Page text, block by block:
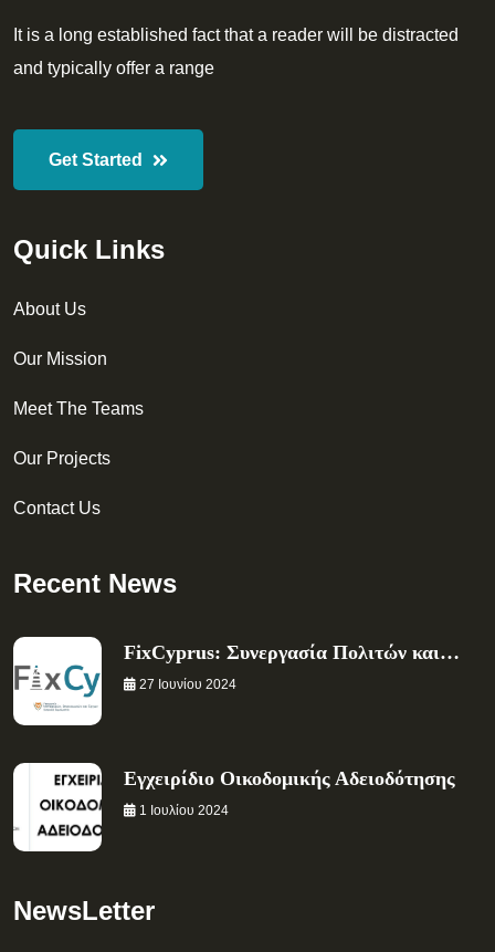
It is a long established fact that a reader will be distracted
and typically offer a range
Get Started
Quick Links
About Us
Our Mission
Meet The Teams
Our Projects
Contact Us
Recent News
FixCyprus: Συνεργασία Πολιτών και…
27 Ιουνίου 2024
Εγχειρίδιο Οικοδομικής Αδειοδότησης
1 Ιουλίου 2024
NewsLetter